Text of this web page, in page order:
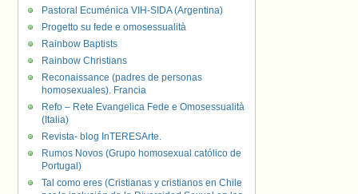
Pastoral Ecuménica VIH-SIDA (Argentina)
Progetto su fede e omosessualità
Rainbow Baptists
Rainbow Christians
Reconaissance (padres de personas
homosexuales). Francia
Refo – Rete Evangelica Fede e Omosessualità
(Italia)
Revista- blog InTERESArte.
Rumos Novos (Grupo homosexual católico de
Portugal)
Tal como eres (Cristianas y cristianos en Chile